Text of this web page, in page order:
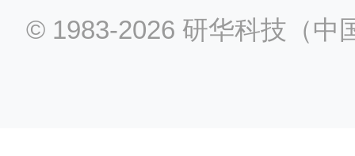
© 1983-2026 研华科技（中